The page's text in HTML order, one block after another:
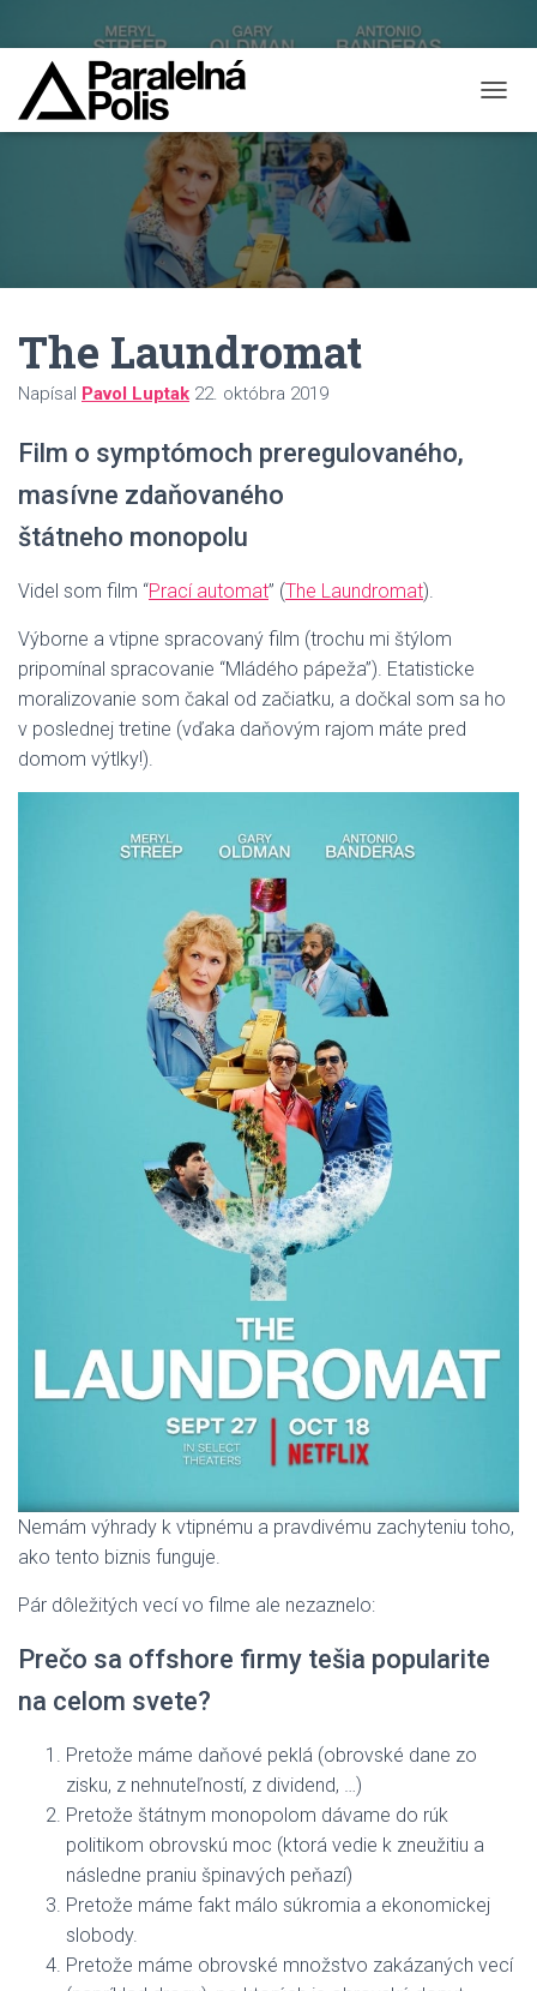
O
V
The Laundromat
Napísal Pavol Luptak 22. októbra 2019
Film o symptómoch preregulovaného,
masívne zdaňovaného
štátneho monopolu
Videl som film “Prací automat” (The Laundromat).
Výborne a vtipne spracovaný film (trochu mi štýlom
pripomínal spracovanie “Mládého pápeža”). Etatisticke
moralizovanie som čakal od začiatku, a dočkal som sa ho
v poslednej tretine (vďaka daňovým rajom máte pred
domom výtlky!).
Nemám výhrady k vtipnému a pravdivému zachyteniu toho,
ako tento biznis funguje.
Pár dôležitých vecí vo filme ale nezaznelo:
Prečo sa offshore firmy tešia popularite
na celom svete?
Pretože máme daňové peklá (obrovské dane zo
zisku, z nehnuteľností, z dividend, …)
Pretože štátnym monopolom dávame do rúk
politikom obrovskú moc (ktorá vedie k zneužitiu a
následne praniu špinavých peňazí)
Pretože máme fakt málo súkromia a ekonomickej
slobody.
Pretože máme obrovské množstvo zakázaných vecí